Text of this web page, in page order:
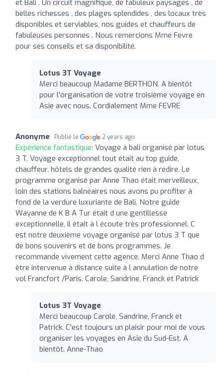
et Bali . Un circuit magnifique, de fabuleux paysages , de
belles richesses , des plages splendides , des locaux très
disponibles et serviables, nos guides et chauffeurs de
fabuleuses personnes . Nous remercions Mme Fevre
pour ses conseils et sa disponibilité.
Lotus 3T Voyage
Merci beaucoup Madame BERTHON. A bientôt
pour l'organisation de votre troisième voyage en
Asie avec nous. Cordialement Mme FEVRE
Anonyme Publié le 2 years ago
Expérience fantastique: Voyage à bali organisé par lotus
3 T. Voyage exceptionnel tout était au top guide,
chauffeur, hôtels de grandes qualité rien à redire. Le
programme organisé par Anne Thao était merveilleux,
loin des stations balnéaires nous avons pu profiter à
fond de la verdure luxuriante de Bali. Notre guide
Wayanne de K B A Tur était d une gentillesse
exceptionnelle, il était à l écoute très professionnel. C
est notre deuxième voyage organisé par lotus 3 T que
de bons souvenirs et de bons programmes. Je
recommande vivement cette agence. Merci Anne Thao d
être intervenue à distance suite à l annulation de notre
vol Francfort /Paris. Carole, Sandrine, Franck et Patrick
Lotus 3T Voyage
Merci beaucoup Carole, Sandrine, Franck et
Patrick. C'est toujours un plaisir pour moi de vous
organiser les voyages en Asie du Sud-Est. A
bientôt. Anne-Thao